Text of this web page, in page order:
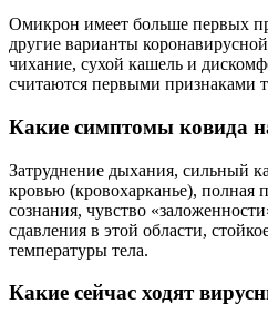
Омикрон имеет больше первых
другие варианты
чихание, сухой кашель и
считаются первыми признаками
Какие симптомы ковида
Затруднение дыхания, сильный
кровью (кровохарканье), полная
сознания, чувство
сдавления в этой области,
температуры тела.
Какие сейчас ходят